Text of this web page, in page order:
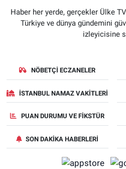
Haber her yerde, gerçekler Ülke
Türkiye ve dünya gündemini
izleyicisine
NÖBETÇI ECZANELER
İSTANBUL NAMAZ VAKITLERI
PUAN DURUMU VE FIKSTÜR
SON DAKIKA HABERLERI